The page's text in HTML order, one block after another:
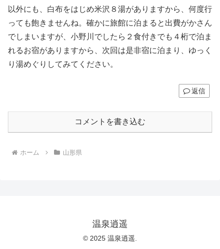
以外にも、白布をはじめ米沢８湯がありますから、何度行
っても飽きませんね。確かに旅館に泊まると出費がかさん
でしまいますが、小野川でしたら２食付きでも４桁で泊ま
れるお宿がありますから、次回は是非宿に泊まり、ゆっく
り湯めぐりしてみてください。
返信
コメントを書き込む
ホーム 山形県
温泉逍遥
© 2025 温泉逍遥.